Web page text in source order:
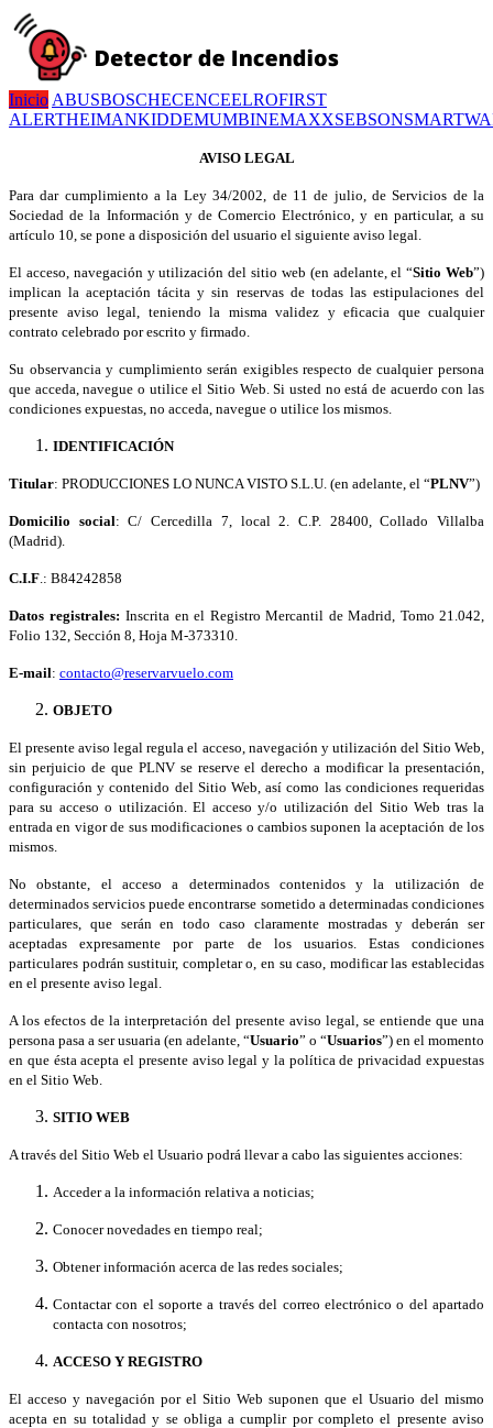
Inicio ABUSBOSCHECENCEELROFIRST
ALERTHEIMANKIDDEMUMBINEMAXXSEBSON
AVISO LEGAL
Para dar cumplimiento a la Ley 34/2002, de 11 de julio, de Servicios de la
Sociedad de la Información y de Comercio Electrónico, y en particular, a su
artículo 10, se pone a disposición del usuario el siguiente aviso legal.
El acceso, navegación y utilización del sitio web (en adelante, el “Sitio Web”)
implican la aceptación tácita y sin reservas de todas las estipulaciones del
presente aviso legal, teniendo la misma validez y eficacia que cualquier
contrato celebrado por escrito y firmado.
Su observancia y cumplimiento serán exigibles respecto de cualquier persona
que acceda, navegue o utilice el Sitio Web. Si usted no está de acuerdo con las
condiciones expuestas, no acceda, navegue o utilice los mismos.
IDENTIFICACIÓN
Titular: PRODUCCIONES LO NUNCA VISTO S.L.U. (en adelante, el “PLNV”)
Domicilio social:C/ Cercedilla 7, local 2. C.P. 28400, Collado Villalba
(Madrid).
C.I.F.: B84242858
Datos registrales: Inscrita en el Registro Mercantil de Madrid, Tomo 21.042,
Folio 132, Sección 8, Hoja M-373310.
E-mail: contacto@reservarvuelo.com
OBJETO
El presente aviso legal regula el acceso, navegación y utilización del Sitio Web,
sin perjuicio de que PLNV se reserve el derecho a modificar la presentación,
configuración y contenido del Sitio Web, así como las condiciones requeridas
para su acceso o utilización. El acceso y/o utilización del Sitio Web tras la
entrada en vigor de sus modificaciones o cambios suponen la aceptación de los
mismos.
No obstante, el acceso a determinados contenidos y la utilización de
determinados servicios puede encontrarse sometido a determinadas condiciones
particulares, que serán en todo caso claramente mostradas y deberán ser
aceptadas expresamente por parte de los usuarios. Estas condiciones
particulares podrán sustituir, completar o, en su caso, modificar las establecidas
en el presente aviso legal.
A los efectos de la interpretación del presente aviso legal, se entiende que una
persona pasa a ser usuaria (en adelante, “Usuario” o “Usuarios”) en el momento
en que ésta acepta el presente aviso legal y la política de privacidad expuestas
en el Sitio Web.
SITIO WEB
A través del Sitio Web el Usuario podrá llevar a cabo las siguientes acciones:
Acceder a la información relativa a noticias;
Conocer novedades en tiempo real;
Obtener información acerca de las redes sociales;
Contactar con el soporte a través del correo electrónico o del apartado
contacta con nosotros;
ACCESO Y REGISTRO
El acceso y navegación por el Sitio Web suponen que el Usuario del mismo
acepta en su totalidad y se obliga a cumplir por completo el presente aviso